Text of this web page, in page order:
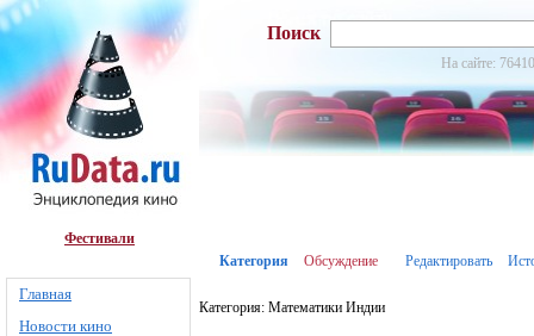
Фестивали
Главная
Новости кино
Поиск
На сайте:
Категория Обсуждение Редактировать
Категория: Математики Индии